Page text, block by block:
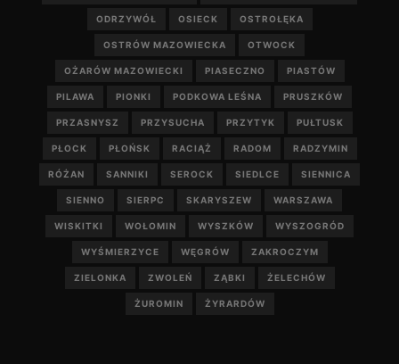
ODRZYWÓŁ OSIECK OSTROŁĘKA
OSTRÓW MAZOWIECKA OTWOCK
OŻARÓW MAZOWIECKI PIASECZNO PIASTÓW
PILAWA PIONKI PODKOWA LEŚNA PRUSZKÓW
PRZASNYSZ PRZYSUCHA PRZYTYK PUŁTUSK
PŁOCK PŁOŃSK RACIĄŻ RADOM RADZYMIN
RÓŻAN SANNIKI SEROCK SIEDLCE SIENNICA
SIENNO SIERPC SKARYSZEW WARSZAWA
WISKITKI WOŁOMIN WYSZKÓW WYSZOGRÓD
WYŚMIERZYCE WĘGRÓW ZAKROCZYM
ZIELONKA ZWOLEŃ ZĄBKI ŻELECHÓW
ŻUROMIN ŻYRARDÓW